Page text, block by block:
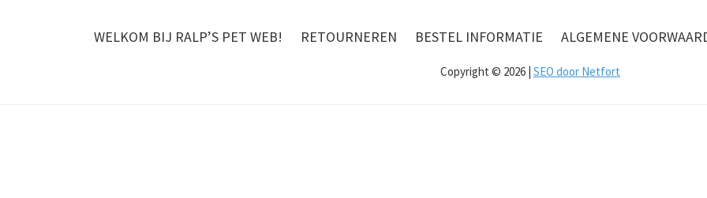
WELKOM BIJ RALP’S PET WEB! RETOURNEREN BESTEL INFORMATIE ALGEMENE
Copyright © 2026 | SEO door Netfort